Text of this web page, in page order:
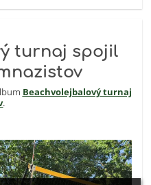
turnaj spojil
Beachvolejbalový turnaj
.